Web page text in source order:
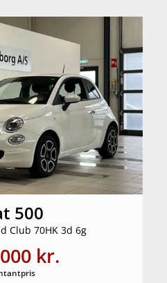
500
Club 70HK 3d 6g
kr.